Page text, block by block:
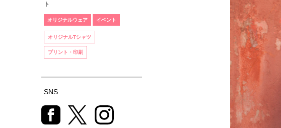
ト
オリジナルウェア イベント
オリジナルTシャツ
プリント・印刷
SNS